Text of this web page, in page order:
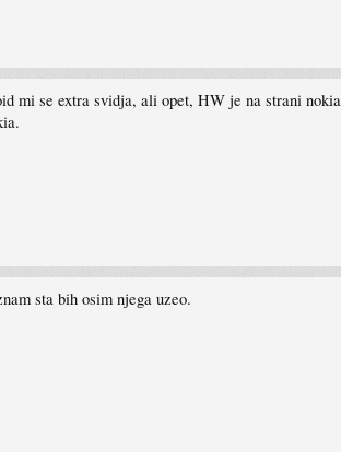
mi se extra svidja, ali opet, HW je na strani
sta bih osim njega uzeo.